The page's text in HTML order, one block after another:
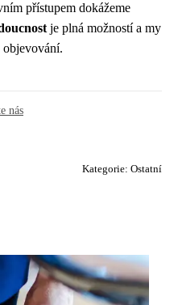
přístupem dokážeme
je plná možností a my
objevování.
nás
Kategorie: Ostatní